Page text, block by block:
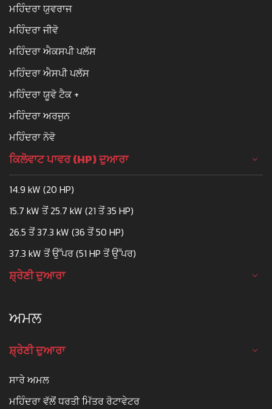
ਮਹਿੰਦਰਾ ਯੁਵਰਾਜ
ਮਹਿੰਦਰਾ ਜੀਵੋ
ਮਹਿੰਦਰਾ ਐਕਸਪੀ ਪਲੱਸ
ਮਹਿੰਦਰਾ ਐਸਪੀ ਪਲੱਸ
ਮਹਿੰਦਰਾ ਯੂਵੋ ਟੈਕ +
ਮਹਿੰਦਰਾ ਅਰਜੁਨ
ਮਹਿੰਦਰਾ ਨੋਵੋ
ਕਿਲੋਵਾਟ ਪਾਵਰ (HP) ਦੁਆਰਾ
14.9 kW (20 HP)
15.7 kW ਤੋਂ 25.7 kW (21 ਤੋਂ 35 HP)
26.5 ਤੋਂ 37.3 kW (36 ਤੋਂ 50 HP)
37.3 kW ਤੋਂ ਉੱਪਰ (51 HP ਤੋਂ ਉੱਪਰ)
ਸ਼੍ਰੇਣੀ ਦੁਆਰਾ
ਅਮਲ
ਸ਼੍ਰੇਣੀ ਦੁਆਰਾ
ਸਾਰੇ ਅਮਲ
ਮਹਿੰਦਰਾ ਵੱਲੋਂ ਧਰਤੀ ਮਿੱਤਰ ਰੋਟਾਵੇਟਰ